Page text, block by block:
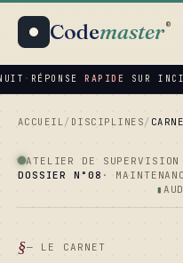
Codemaster®
· RÉPONSERAPIDE SUR
ACCUEIL / DISCIPLINES /
ATELIER DE SUPERVISION
DOSSIER N°08 ·
▮
— LE CARNET